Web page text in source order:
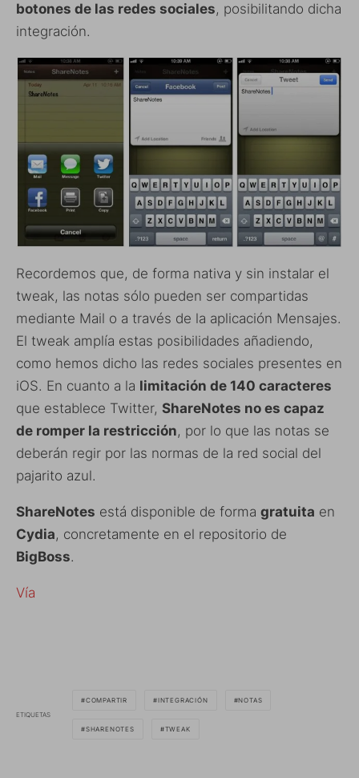
botones de las redes sociales, posibilitando dicha
integración.
Recordemos que, de forma nativa y sin instalar el
tweak, las notas sólo pueden ser compartidas
mediante Mail o a través de la aplicación Mensajes.
El tweak amplía estas posibilidades añadiendo,
como hemos dicho las redes sociales presentes en
iOS. En cuanto a la limitación de 140 caracteres
que establece Twitter, ShareNotes no es capaz
de romper la restricción, por lo que las notas se
deberán regir por las normas de la red social del
pajarito azul.
ShareNotes está disponible de forma gratuita en
Cydia, concretamente en el repositorio de
BigBoss.
Vía
ETIQUETAS
COMPARTIR INTEGRACIÓN NOTAS
SHARENOTES TWEAK